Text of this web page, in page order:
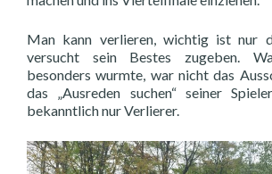
Man kann verlieren, wichtig ist nur
versucht sein Bestes zugeben.
besonders wurmte, war nicht das
das „Ausreden suchen“ seiner
bekanntlich nur Verlierer.